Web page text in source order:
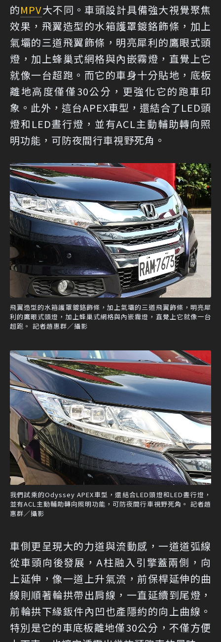
的MPV大不同。車頭設計具備強大視覺聚焦
效果，飛翼造型的水箱護罩鍍鉻飾條，加上
氣壩的三道飛翼飾條，明亮犀利的鷹眼式頭
燈，加上蜂巢式網格與內嵌霧燈，直覺上它
就像一台超跑。而它的車身十分貼地，底板
離地高度僅僅30公分，更強化它的跑車印
象。此外，這台APEX車型，還結合了LED頭
燈和LED晝行燈，並有ACL主動輔助轉向照
明功能，可防夜間行車視野死角。
飛翼造型的水箱護罩鍍鉻飾條，加上氣壩的三道飛翼飾條，明亮犀
利的鷹眼式頭燈，加上蜂巢式網格與內嵌霧燈，直覺上它就像一台
超跑。 記者趙惠群／攝影
我們試乘的Odyssey APEX車型，還結合LED頭燈和LED晝行燈，
並有ACL主動輔助轉向照明功能，可防夜間行車視野死角。 記者趙
惠群／攝影
車側更呈現大的力道與流動感，一道道弧線
從車頭向後發展，A柱融入引擎蓋兩側，向
上延伸，像一道上升氣流，前保桿延伸的曲
線則順著輪拱帶出肩線，一直延續到尾燈，
前輪拱下緣鈑件內凹也產隱約的向上曲線。
特別是它的車底板離地僅30公分，不僅方便